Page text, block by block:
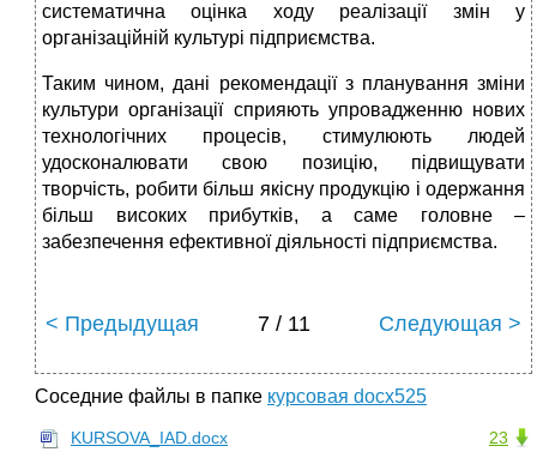
систематична оцінка ходу реалізації змін у
організаційній культурі підприємства.
Таким чином, дані рекомендації з планування зміни
культури організації сприяють упровадженню нових
технологічних процесів, стимулюють людей
удосконалювати свою позицію, підвищувати
творчість, робити більш якісну продукцію і одержання
більш високих прибутків, а саме головне –
забезпечення ефективної діяльності підприємства.
< Предыдущая 7 / 11 Следующая >
Соседние файлы в папке курсовая docx525
23
KURSOVA_IAD.docx